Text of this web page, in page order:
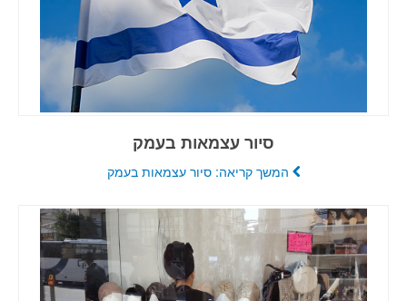
סיור עצמאות בעמק
המשך קריאה: סיור עצמאות בעמק